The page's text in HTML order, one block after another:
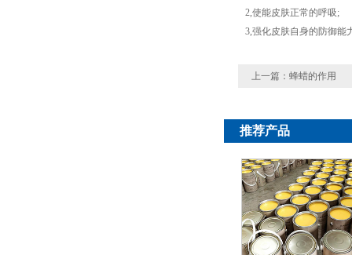
2,使能皮肤正常的呼吸;
3,强化皮肤自身的防御能
上一篇：蜂蜡的作用
推荐产品